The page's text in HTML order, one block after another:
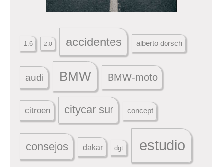
1.6 2.0 accidentes alberto dorsch
audi BMW BMW-moto
citroen citycar sur concept
consejos dakar dgt estudio